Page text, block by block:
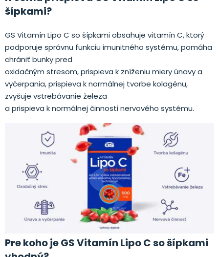
šípkami?
GS Vitamín Lipo C so šípkami obsahuje vitamín C, ktorý
podporuje správnu funkciu imunitného systému, pomáha
chrániť bunky pred
oxidačným stresom, prispieva k zníženiu miery únavy a
vyčerpania, prispieva k normálnej tvorbe kolagénu,
zvyšuje vstrebávanie železa
a prispieva k normálnej činnosti nervového systému.
Pre koho je GS Vitamín Lipo C so šípkami